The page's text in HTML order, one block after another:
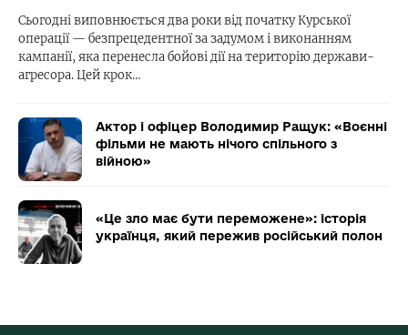
Сьогодні виповнюється два роки від початку Курської
операції — безпрецедентної за задумом і виконанням
кампанії, яка перенесла бойові дії на територію держави-
агресора. Цей крок…
Актор і офіцер Володимир Ращук: «Воєнні
фільми не мають нічого спільного з
війною»
«Це зло має бути переможене»: історія
українця, який пережив російський полон